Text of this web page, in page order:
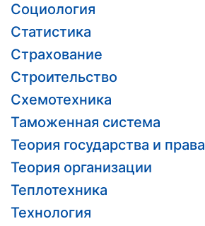
Социология
Статистика
Страхование
Строительство
Схемотехника
Таможенная система
Теория государства и права
Теория организации
Теплотехника
Технология